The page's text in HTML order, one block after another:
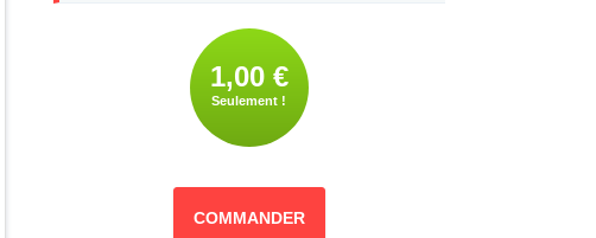
1,00 €
Seulement !
COMMANDER